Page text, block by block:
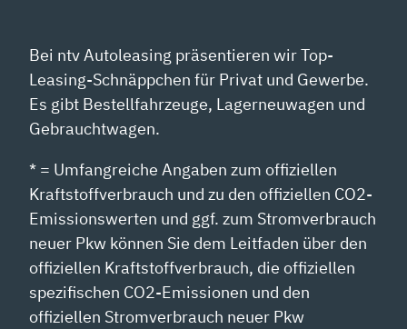
Bei ntv Autoleasing präsentieren wir Top-
Leasing-Schnäppchen für Privat und Gewerbe.
Es gibt Bestellfahrzeuge, Lagerneuwagen und
Gebrauchtwagen.
* = Umfangreiche Angaben zum offiziellen
Kraftstoffverbrauch und zu den offiziellen CO2-
Emissionswerten und ggf. zum Stromverbrauch
neuer Pkw können Sie dem Leitfaden über den
offiziellen Kraftstoffverbrauch, die offiziellen
spezifischen CO2-Emissionen und den
offiziellen Stromverbrauch neuer Pkw